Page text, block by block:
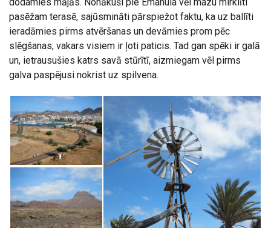
pasēžam terasē, sajūsmināti pārspiežot faktu, ka uz ballīti
ieradāmies pirms atvēršanas un devāmies prom pēc
slēgšanas, vakars visiem ir ļoti paticis. Tad gan spēki ir galā
un, ietrausušies katrs savā stūrītī, aizmiegam vēl pirms
galva paspējusi nokrist uz spilvena.